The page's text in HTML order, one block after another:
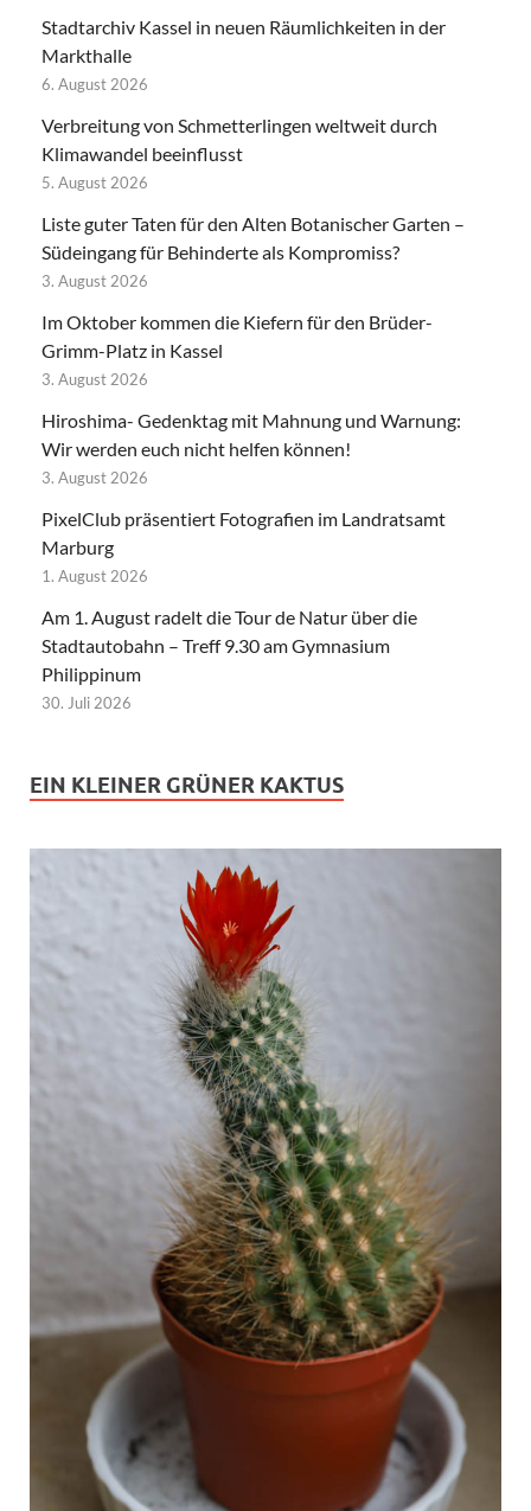
Stadtarchiv Kassel in neuen Räumlichkeiten in der
Markthalle
6. August 2026
Verbreitung von Schmetterlingen weltweit durch
Klimawandel beeinflusst
5. August 2026
Liste guter Taten für den Alten Botanischer Garten –
Südeingang für Behinderte als Kompromiss?
3. August 2026
Im Oktober kommen die Kiefern für den Brüder-
Grimm-Platz in Kassel
3. August 2026
Hiroshima- Gedenktag mit Mahnung und Warnung:
Wir werden euch nicht helfen können!
3. August 2026
PixelClub präsentiert Fotografien im Landratsamt
Marburg
1. August 2026
Am 1. August radelt die Tour de Natur über die
Stadtautobahn – Treff 9.30 am Gymnasium
Philippinum
30. Juli 2026
EIN KLEINER GRÜNER KAKTUS